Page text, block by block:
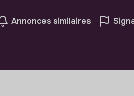
Annonces similaires